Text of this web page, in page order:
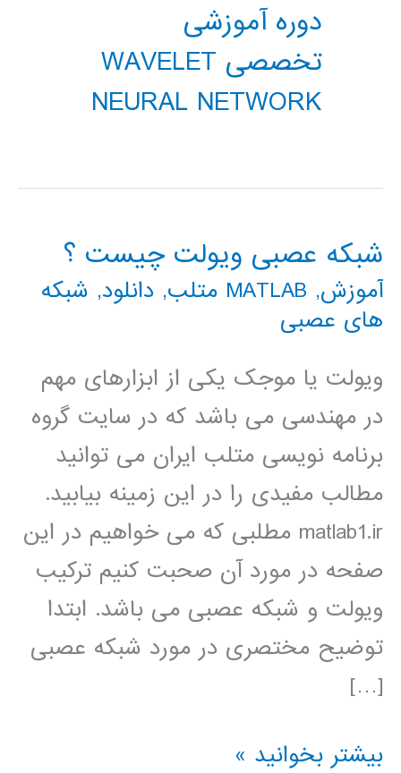
دوره آموزشی
تخصصی WAVELET
NEURAL NETWORK
شبکه عصبی ویولت چیست ؟
آموزش, MATLAB متلب , دانلود, شبکه
های عصبی
ویولت یا موجک یکی از ابزارهای مهم
در مهندسی می باشد که در سایت گروه
برنامه نویسی متلب ایران می توانید
مطالب مفیدی را در این زمینه بیابید.
matlab1.ir مطلبی که می خواهیم در این
صفحه در مورد آن صحبت کنیم ترکیب
ویولت و شبکه عصبی می باشد. ابتدا
توضیح مختصری در مورد شبکه عصبی
[…]
شبکه
بیشتر بخوانید »